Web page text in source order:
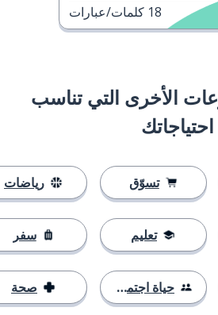
18 كلمات/عبارات
الأخرى التي تناسب
احتياجاتك
تسوّق
تعليم
حياة اجتماعية
رياضات
سفر
صحة